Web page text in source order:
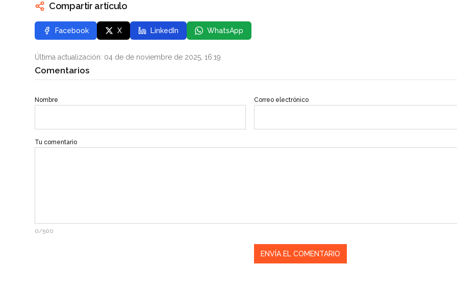
Compartir artículo
Facebook X LinkedIn WhatsApp
Última actualización: 04 de de noviembre de 2025, 16:19
Comentarios
Nombre Correo electrónico
Tu comentario
0/500